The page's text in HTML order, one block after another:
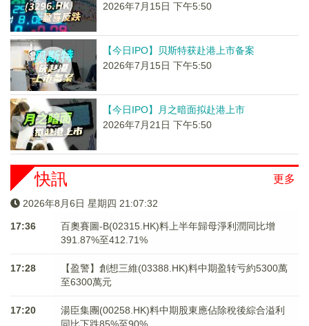
2026年7月15日 下午5:50
【今日IPO】贝斯特获赴港上市备案
2026年7月15日 下午5:50
【今日IPO】月之暗面拟赴港上市
2026年7月21日 下午5:50
更多
快訊
2026年8月6日 星期四 21:07:32
17:36
百奧賽圖-B(02315.HK)料上半年歸母淨利潤同比增
391.87%至412.71%
17:28
【盈警】創想三維(03388.HK)料中期盈转亏約5300萬
至6300萬元
17:20
湯臣集團(00258.HK)料中期股東應佔除稅後綜合溢利